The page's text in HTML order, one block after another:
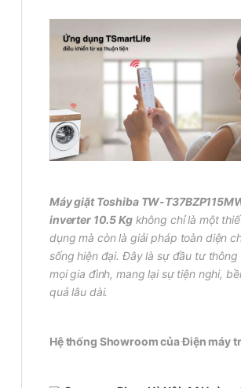
Máy giặt Toshiba TW-
inverter 10.5 Kgkhông chỉ là một
dụng mà còn là giải pháp toàn diện
sống hiện đại. Đây là sự đầu tư thông
mọi gia đình, mang lại sự tiện nghi,
quả lâu dài.
Hệ thống Showroom của Điện máy